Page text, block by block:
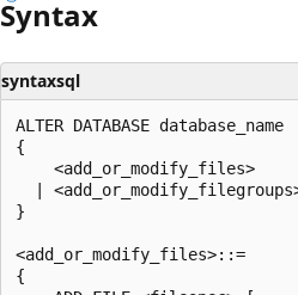
Syntax
syntaxsql
ALTER DATABASE database_name
{
    <add_or_modify_files>
|
}
<add_or_modify_files>::=
{